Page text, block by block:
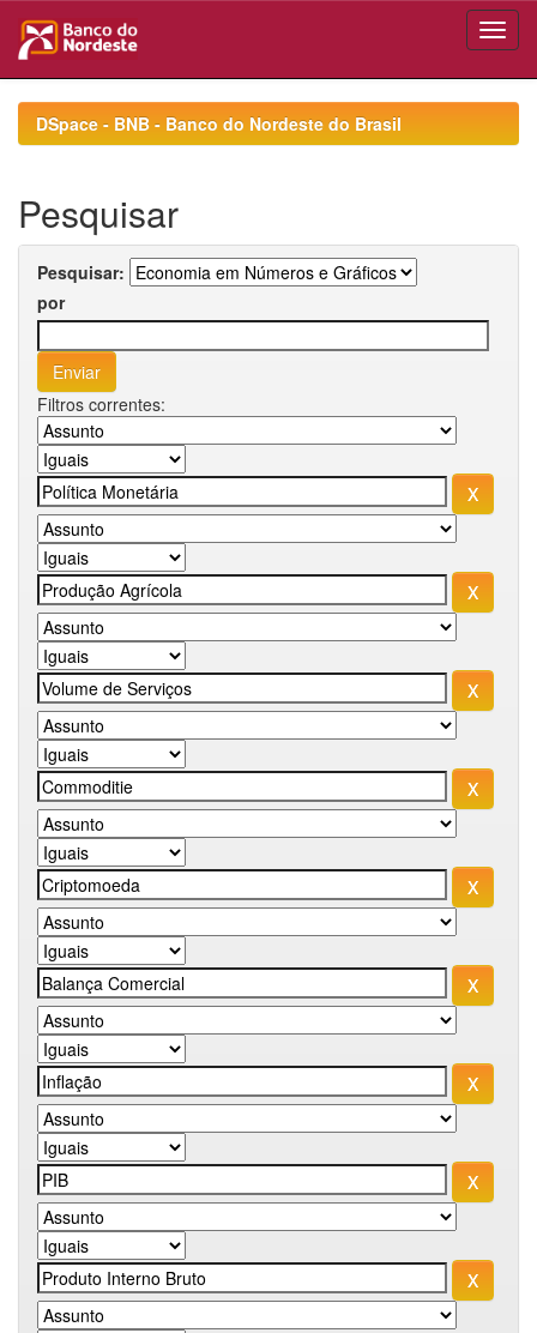
navigationDSpace - BNB - Banco do Nordeste do Brasil
Pesquisar
Pesquisar:
por
Filtros correntes: